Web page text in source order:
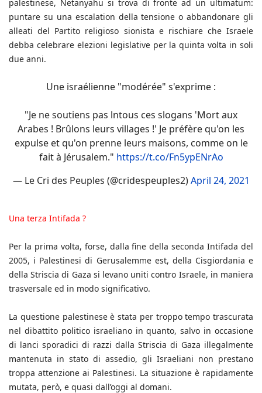
palestinese, Netanyahu si trova di fronte ad un ultimatum:
puntare su una escalation della tensione o abbandonare gli
alleati del Partito religioso sionista e rischiare che Israele
debba celebrare elezioni legislative per la quinta volta in soli
due anni.
Une israélienne "modérée" s'exprime :
"Je ne soutiens pas lntous ces slogans 'Mort aux
Arabes ! Brûlons leurs villages !' Je préfère qu'on les
expulse et qu'on prenne leurs maisons, comme on le
fait à Jérusalem." https://t.co/Fn5ypENrAo
— Le Cri des Peuples (@cridespeuples2)April 24, 2021
Una terza Intifada ?
Per la prima volta, forse, dalla fine della seconda Intifada del
2005, i Palestinesi di Gerusalemme est, della Cisgiordania e
della Striscia di Gaza si levano uniti contro Israele, in maniera
trasversale ed in modo significativo.
La questione palestinese è stata per troppo tempo trascurata
nel dibattito politico israeliano in quanto, salvo in occasione
di lanci sporadici di razzi dalla Striscia di Gaza illegalmente
mantenuta in stato di assedio, gli Israeliani non prestano
troppa attenzione ai Palestinesi. La situazione è rapidamente
mutata, però, e quasi dall’oggi al domani.